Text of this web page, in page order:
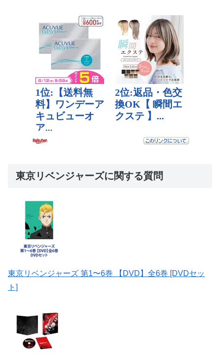
東京リベンジャーズに関する質問
東京リベンジャーズ 第1〜6巻 【DVD】全6巻 [DVDセッ
ト]